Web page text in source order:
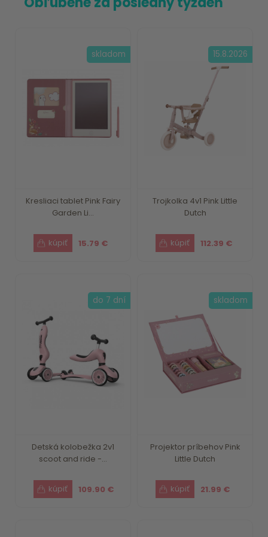
Kresliaci tablet Pink Fairy
Garden Li...
15.79 €
skladom
Trojkolka 4v1 Pink Little
Dutch
112.39 €
15.8.2026
Detská kolobežka 2v1
scoot and ride -...
109.90 €
do 7 dní
Projektor príbehov Pink
Little Dutch
21.99 €
skladom